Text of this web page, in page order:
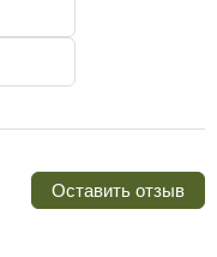
Оставить отзыв